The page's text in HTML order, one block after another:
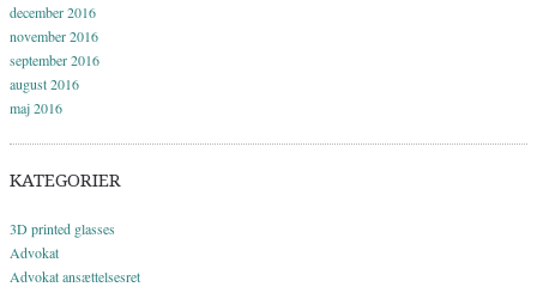
december 2016
november 2016
september 2016
august 2016
maj 2016
KATEGORIER
3D printed glasses
Advokat
Advokat ansættelsesret